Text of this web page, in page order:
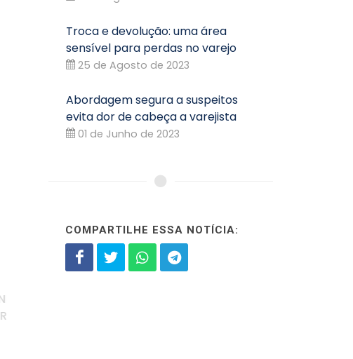
Troca e devolução: uma área
sensível para perdas no varejo
25 de Agosto de 2023
Abordagem segura a suspeitos
evita dor de cabeça a varejista
01 de Junho de 2023
COMPARTILHE ESSA NOTÍCIA: